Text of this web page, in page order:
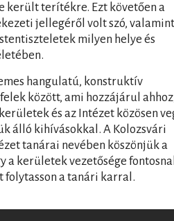
került terítékre. Ezt követően a
jellegéről volt szó, valamint
milyen helye és
hangulatú, konstruktív
között, ami hozzájárul
és az Intézet közösen
álló kihívásokkal. A Kolozsvári
tanárai nevében köszönjük a
a kerületek vezetősége
folytasson a tanári karral.